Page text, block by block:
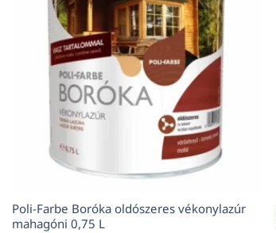
Poli-Farbe Boróka oldószeres vékonylazúr
mahagóni 0,75 L